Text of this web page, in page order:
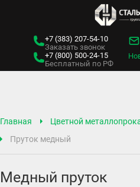
+7 (383) 207-54-10
Заказать звонок
+7 (800) 500-24-15
Бесплатный по РФ
Главная Цветной
Пруток медный
Медный пруток